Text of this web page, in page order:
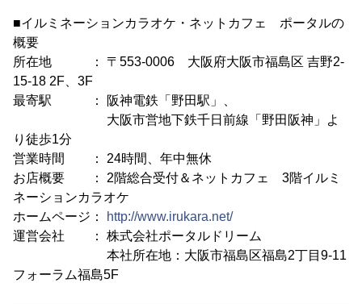
■イルミネーションカラオケ・ネットカフェ ポータルの
概要
所在地 ： 〒553-0006 大阪府大阪市福島区 吉野2-
15-18 2F、3F
最寄駅 ： 阪神電鉄「野田駅」、
大阪市営地下鉄千日前線「野田阪神」よ
り徒歩1分
営業時間 ： 24時間、年中無休
お店概要 ： 2階総合受付＆ネットカフェ 3階イルミ
ネーションカラオケ
ホームページ：
http://www.irukara.net/
運営会社 ： 株式会社ポータルドリーム
本社所在地：大阪市福島区福島2丁目9-11
フォーラム福島5F